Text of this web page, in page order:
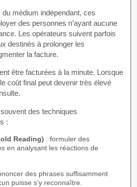
du médium indépendant, ces
des personnes n’ayant aucune
Les opérateurs suivent parfois
destinés à prolonger les
la facture.
être facturées à la minute. Lorsque
coût final peut devenir très élevé
des techniques
:
Reading) : formuler des
en analysant les réactions de
des phrases suffisamment
puisse s’y reconnaître.